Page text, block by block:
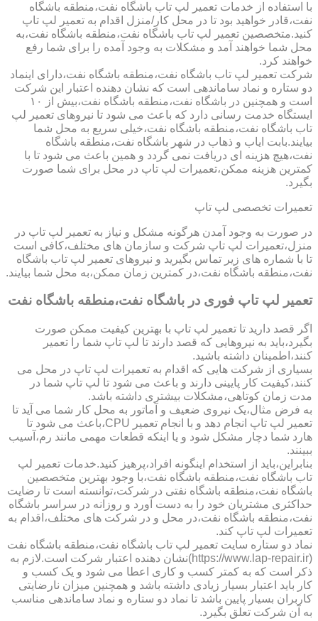
با استفاده از خدمات تعمیر لپ تاب باشگاه نفت،منطقه باشگاه
نفت،قادر خواهید بود تا در محل کار/منزل اقدام به تعمیر لپ تاپ
کنید.متخصصین تعمیر لپ تاب باشگاه نفت،منطقه باشگاه نفت،به
محل شما خواهند آمد و مشکلات به وجود آمده را برای شما رفع
خواهند کرد.
شرکت تعمیر لپ تاب باشگاه نفت،منطقه باشگاه نفت،دارای اینماد
دو ستاره و نماد ساماندهی است که نشان دهنده اعتبار این شرکت
است و همچنین در باشگاه نفت،منطقه باشگاه نفت،بیش از ۱۰
ایستگاه خدمت رسانی دارد که باعث می شود تا نیروهای تعمیر لپ
تاب باشگاه نفت،منطقه باشگاه نفت،خیلی سریع به محل شما
بیایند.بابت ایاب و ذهاب در شهر باشگاه نفت،منطقه باشگاه
نفت،هیچ هزینه ای دریافت نمی گردد و همین باعث می شود تا با
کمترین هزینه ممکن،تعمیرات لپ تاپ در محل برای شما صورت
بگیرد.
تعمیرات تخصصی لپ تاپ
در صورت به وجود آمدن هرگونه مشکل و نیاز به تعمیر لپ تاپ در
منزل،تعمیرات لپ تاپ شرکت و سازمان های مختلف،کافی است
تا با شماره های زیر تماس بگیرید و نیروهای تعمیر لپ تاب باشگاه
نفت،منطقه باشگاه نفت،در کمترین زمان ممکن،به محل شما بیایند.
تعمیر لپ تاپ فوری در باشگاه نفت،منطقه باشگاه نفت
اگر قصد دارید تا تعمیر لپ تاپ با بهترین کیفیت ممکن صورت
بگیرد،باید به نیروهایی که قصد دارند تا لپ تاپ شما را تعمیر
کنند،اطمینان داشته باشید.
بسیاری از شرکت هایی که اقدام به تعمیرات لپ تاپ در محل می
کنند،کیفیت کار پایینی دارند و باعث می شود تا لپ تاپ شما در
مدت زمان کوتاهی،مشکلات بیشتری داشته باشد.
به فرض مثال،یک نیروی ضعیف و آماتور به محل کار شما می آید تا
تعمیر لپ تاپ انجام دهد و با انجام تعمیر CPU،باعث می شود تا
هارد شما دچار مشکل شود و یا اینکه قطعات مهمی مانند رم،آسیب
ببینند.
بنابراین،باید از استخدام اینگونه افراد،پرهیز کنید.خدمات تعمیر لپ
تاب باشگاه نفت،منطقه باشگاه نفت،با وجود بهترین متخصصین
باشگاه نفت،منطقه باشگاه نفتی در شرکت،توانسته است تا رضایت
حداکثری مشتریان خود را به دست آورد و روزانه در سراسر باشگاه
نفت،منطقه باشگاه نفت،در محل و در شرکت های مختلف،اقدام به
تعمیرات لپ تاپ کند.
نماد دو ستاره سایت تعمیر لپ تاب باشگاه نفت،منطقه باشگاه نفت
(https://www.lap-repair.ir)نشان دهنده اعتبار شرکت است.لازم به
ذکر است که به کمتر کسب و کاری اعطا می شود و یک کسب و
کار باید اعتبار بسیار زیادی داشته باشد و همچنین میزان نارضایتی
کاربران بسیار پایین باشد تا نماد دو ستاره و نماد ساماندهی مناسب
به آن شرکت تعلق بگیرد.